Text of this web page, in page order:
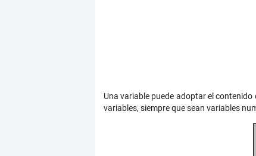
Una variable puede adoptar el
variables, siempre que sean variables